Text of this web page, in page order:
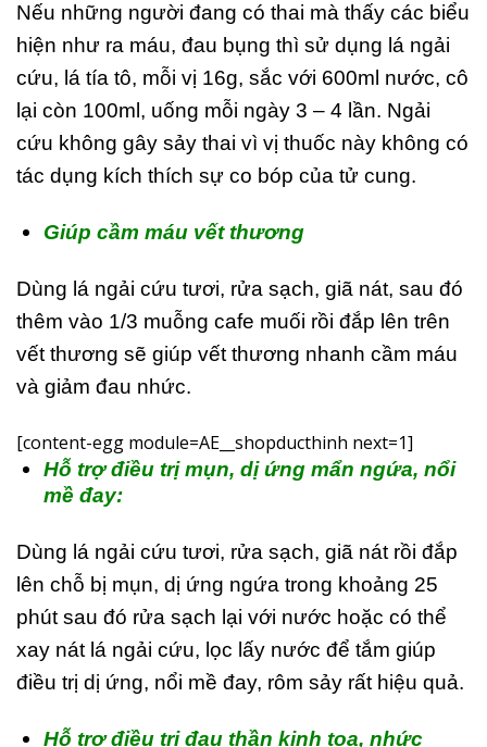
Nếu những người đang có thai mà thấy các biểu
hiện như ra máu, đau bụng thì sử dụng lá ngải
cứu, lá tía tô, mỗi vị 16g, sắc với 600ml nước, cô
lại còn 100ml, uống mỗi ngày 3 – 4 lần. Ngải
cứu không gây sảy thai vì vị thuốc này không có
tác dụng kích thích sự co bóp của tử cung.
Giúp cầm máu vết thương
Dùng lá ngải cứu tươi, rửa sạch, giã nát, sau đó
thêm vào 1/3 muỗng cafe muối rồi đắp lên trên
vết thương sẽ giúp vết thương nhanh cầm máu
và giảm đau nhức.
[content-egg module=AE__shopducthinh next=1]
Hỗ trợ điều trị mụn, dị ứng mẩn ngứa, nổi
mề đay:
Dùng lá ngải cứu tươi, rửa sạch, giã nát rồi đắp
lên chỗ bị mụn, dị ứng ngứa trong khoảng 25
phút sau đó rửa sạch lại với nước hoặc có thể
xay nát lá ngải cứu, lọc lấy nước để tắm giúp
điều trị dị ứng, nổi mề đay, rôm sảy rất hiệu quả.
Hỗ trợ điều trị đau thần kinh tọa, nhức